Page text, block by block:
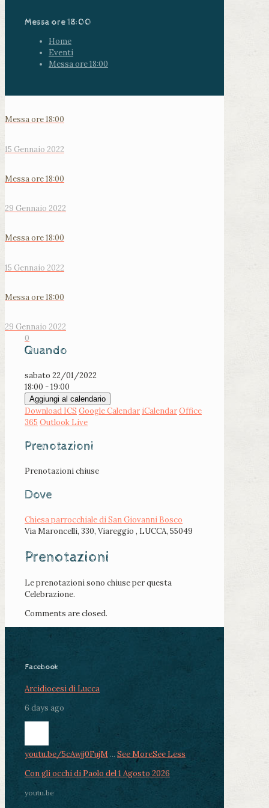
Messa ore 18:00
Home
Eventi
Messa ore 18:00
Messa ore 18:00
15 Gennaio 2022
Messa ore 18:00
29 Gennaio 2022
Messa ore 18:00
15 Gennaio 2022
Messa ore 18:00
29 Gennaio 2022
0
Quando
sabato 22/01/2022
18:00 - 19:00
Aggiungi al calendario
Download ICS Google Calendar iCalendarOffice
365 Outlook Live
Prenotazioni
Prenotazioni chiuse
Dove
Chiesa parrocchiale di San Giovanni Bosco
Via Maroncelli, 330, Viareggio , LUCCA, 55049
Prenotazioni
Le prenotazioni sono chiuse per questa
Celebrazione.
Comments are closed.
Facebook
Arcidiocesi di Lucca
6 days ago
youtu.be/5cAwjj0FujM ... See MoreSee Less
Con gli occhi di Paolo del 1 Agosto 2026
youtu.be